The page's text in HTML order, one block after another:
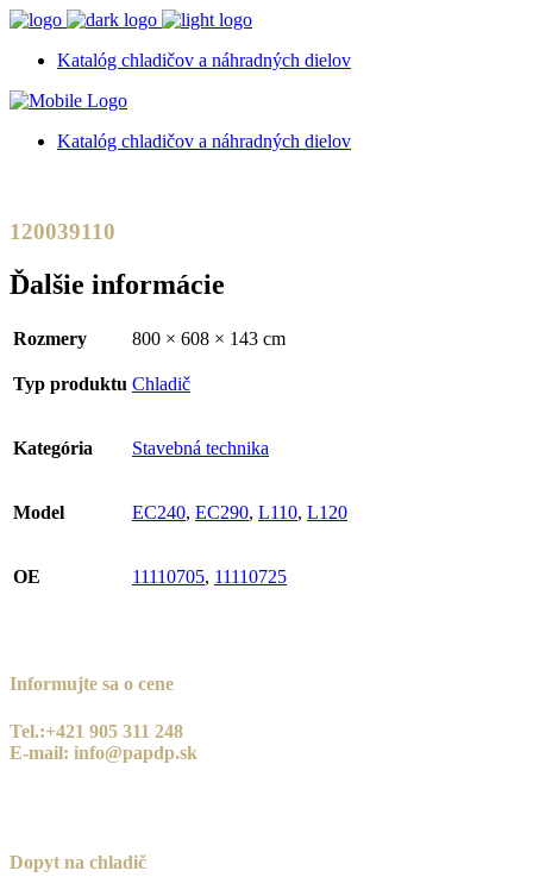
Katalóg chladičov a náhradných dielov
Katalóg chladičov a náhradných dielov
120039110
Ďalšie informácie
Rozmery 800 × 608 × 143 cm
Typ produktu Chladič
Kategória Stavebná technika
Model EC240, EC290, L110, L120
OE 11110705, 11110725
Informujte sa o cene
Tel.:+421 905 311 248
E-mail: info@papdp.sk
Dopyt na chladič